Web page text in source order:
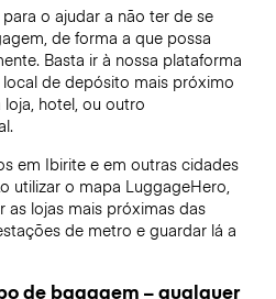
o ajudar a não ter de se
de forma a que possa
Basta ir à nossa plataforma
de depósito mais próximo
hotel, ou outro
em Ibirite e em outras cidades
utilizar o mapa LuggageHero,
as lojas mais próximas das
de metro e guardar lá a
de bagagem – qualquer